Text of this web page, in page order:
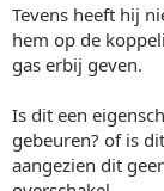
Tevens heeft hij
hem op de
gas erbij geven.
Is dit een
gebeuren? of is
aangezien dit